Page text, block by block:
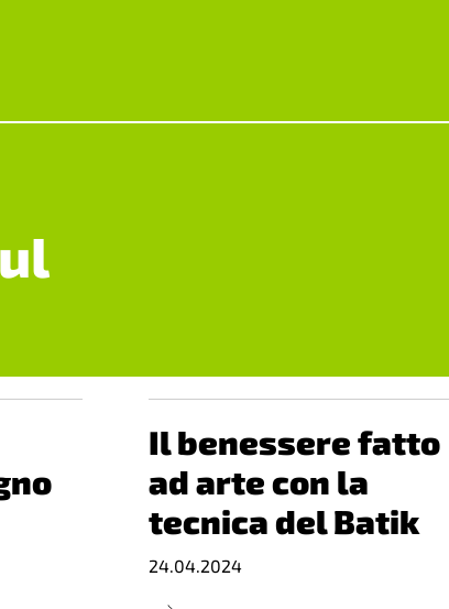
Il benessere fatto
ad arte con la
tecnica del Batik
24.04.2024